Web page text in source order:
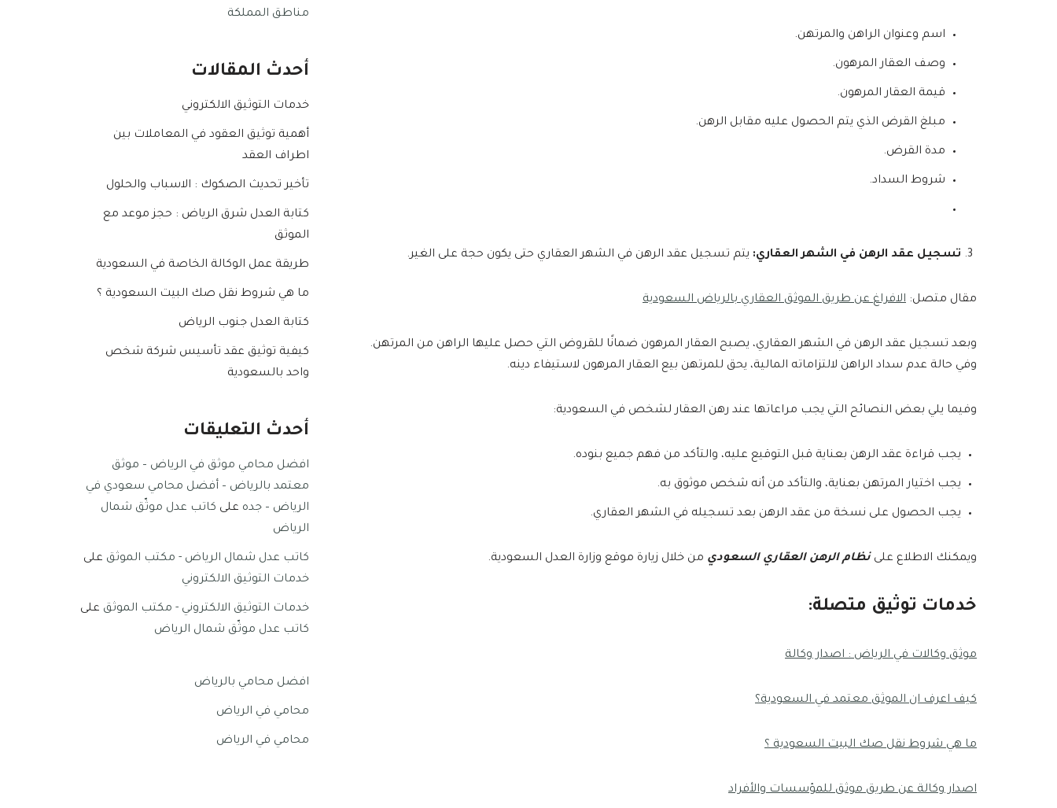
اسم وعنوان الراهن والمرتهن.
وصف العقار المرهون.
قيمة العقار المرهون.
مبلغ القرض الذي يتم الحصول عليه مقابل الرهن.
مدة القرض.
شروط السداد.
تسجيل عقد الرهن في الشهر العقاري: يتم تسجيل عقد الرهن في الشهر العقاري حتى يكون حجة على الغير.
مقال متصل: الافراغ عن طريق الموثق العقاري بالرياض السعودية
وبعد تسجيل عقد الرهن في الشهر العقاري، يصبح العقار المرهون ضمانًا للقروض التي حصل عليها الراهن من المرتهن.
وفي حالة عدم سداد الراهن لالتزاماته المالية، يحق للمرتهن بيع العقار المرهون لاستيفاء دينه.
وفيما يلي بعض النصائح التي يجب مراعاتها عند رهن العقار لشخص في السعودية:
يجب قراءة عقد الرهن بعناية قبل التوقيع عليه، والتأكد من فهم جميع بنوده.
يجب اختيار المرتهن بعناية، والتأكد من أنه شخص موثوق به.
يجب الحصول على نسخة من عقد الرهن بعد تسجيله في الشهر العقاري.
ويمكنك الاطلاع على نظام الرهن العقاري السعودي من خلال زيارة موقع وزارة العدل السعودية.
خدمات توثيق متصلة:
موثق وكالات في الرياض : اصدار وكالة
كيف اعرف ان الموثق معتمد في السعودية؟
ما هي شروط نقل صك البيت السعودية ؟
اصدار وكالة عن طريق موثق للمؤسسات والأفراد
مناطق المملكة
أحدث المقالات
خدمات التوثيق الالكتروني
أهمية توثيق العقود في المعاملات بين
اطراف العقد
تأخير تحديث الصكوك : الاسباب والحلول
كتابة العدل شرق الرياض : حجز موعد مع
الموثق
طريقة عمل الوكالة الخاصة في السعودية
ما هي شروط نقل صك البيت السعودية ؟
كتابة العدل جنوب الرياض
كيفية توثيق عقد تأسيس شركة شخص
واحد بالسعودية
أحدث التعليقات
افضل محامي موثق في الرياض – موثق
معتمد بالرياض – أفضل محامي سعودي في
الرياض – جده على كاتب عدل موثّق شمال
الرياض
كاتب عدل شمال الرياض - مكتب الموثق على
خدمات التوثيق الالكتروني
خدمات التوثيق الالكتروني - مكتب الموثق على
كاتب عدل موثّق شمال الرياض
افضل محامي بالرياض
محامي في الرياض
محامي في الرياض